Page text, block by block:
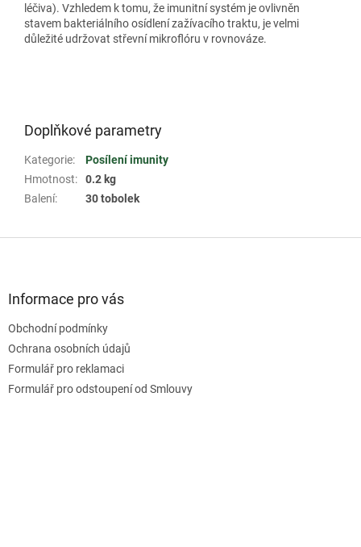
léčiva). Vzhledem k tomu, že imunitní systém je ovlivněn
stavem bakteriálního osídlení zažívacího traktu, je velmi
důležité udržovat střevní mikroflóru v rovnováze.
Doplňkové parametry
Kategorie:
Posílení imunity
Hmotnost:
0.2 kg
Balení: 30 tobolek
Informace pro vás
Obchodní podmínky
Ochrana osobních údajů
Formulář pro reklamaci
Formulář pro odstoupení od Smlouvy